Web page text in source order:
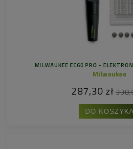
MILWAUKEE EC60 PRO -
Milwaukee
287,30 zł
DO KOSZYKA